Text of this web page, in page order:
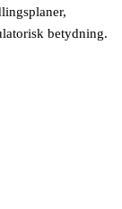
betydning.